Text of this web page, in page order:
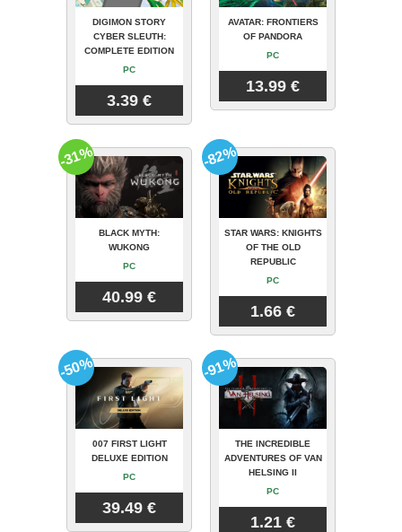
DIGIMON STORY
CYBER SLEUTH:
COMPLETE EDITION
PC
3.39 €
AVATAR: FRONTIERS
OF PANDORA
PC
13.99 €
BLACK MYTH:
WUKONG
PC
40.99 €
-31%
STAR WARS: KNIGHTS
OF THE OLD
REPUBLIC
PC
1.66 €
-82%
007 FIRST LIGHT
DELUXE EDITION
PC
39.49 €
-50%
THE INCREDIBLE
ADVENTURES OF VAN
HELSING II
PC
1.21 €
-91%